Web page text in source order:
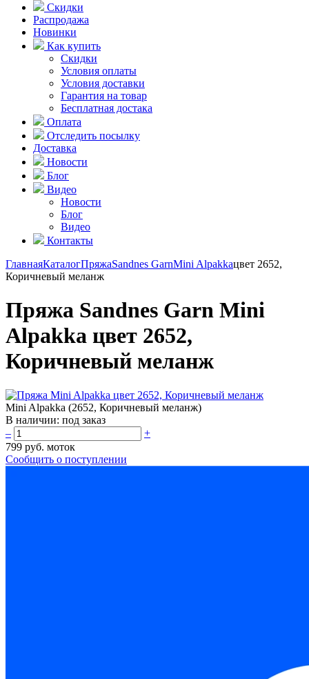
Скидки
Распродажа
Новинки
Как купить
Скидки
Условия оплаты
Условия доставки
Гарантия на товар
Бесплатная достака
Оплата
Отследить посылку
Доставка
Новости
Блог
Видео
Новости
Блог
Видео
Контакты
ГлавнаяКаталогПряжаSandnes GarnMini Alpakkaцвет 2652,
Коричневый меланж
Пряжа Sandnes Garn Mini
Alpakka цвет 2652,
Коричневый меланж
Mini Alpakka (2652, Коричневый меланж)
В наличии: под заказ
–
+
799 руб. моток
Сообщить о поступлении